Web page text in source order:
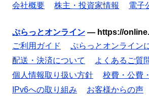
会社概要
株主・投資家情報 電子
ぷらっとオンライン — https://
ご利用ガイド
ぷらっとオンライン
配送・決済について
よくあるご質
個人情報取り扱い方針
校費・公費
IPv6への取り組み
お客様からの声